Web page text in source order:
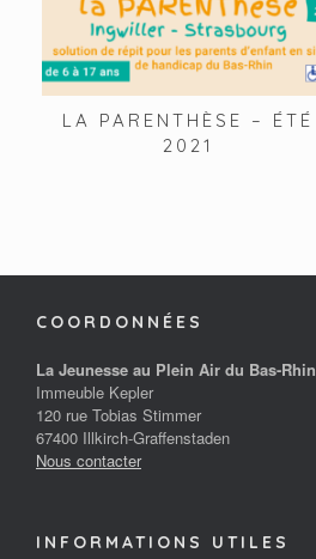
LA PARENTHÈSE – ÉTÉ
2021
COORDONNÉES
La Jeunesse au Plein Air du Bas-Rhin
Immeuble Kepler
120 rue Tobias Stimmer
67400 Illkirch-Graffenstaden
Nous contacter
INFORMATIONS UTILES